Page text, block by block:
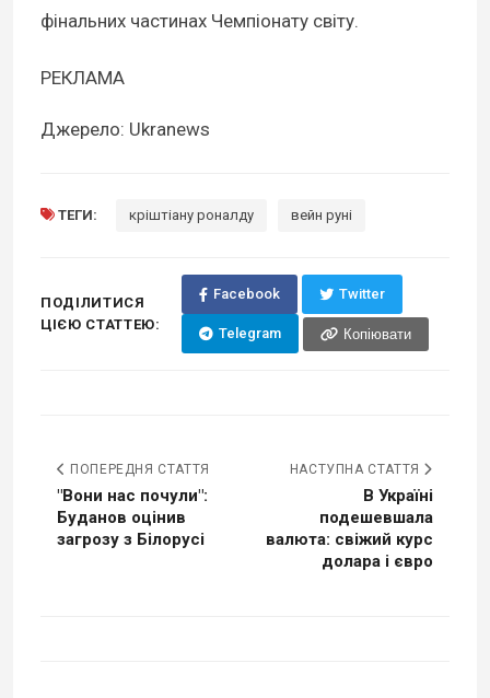
фінальних частинах Чемпіонату світу.
РЕКЛАМА
Джерело: Ukranews
ТЕГИ: кріштіану роналду вейн руні
ПОДІЛИТИСЯ
ЦІЄЮ СТАТТЕЮ:
Facebook Twitter
Telegram Копіювати
ПОПЕРЕДНЯ СТАТТЯ
"Вони нас почули":
Буданов оцінив
загрозу з Білорусі
НАСТУПНА СТАТТЯ
В Україні
подешевшала
валюта: свіжий курс
долара і євро